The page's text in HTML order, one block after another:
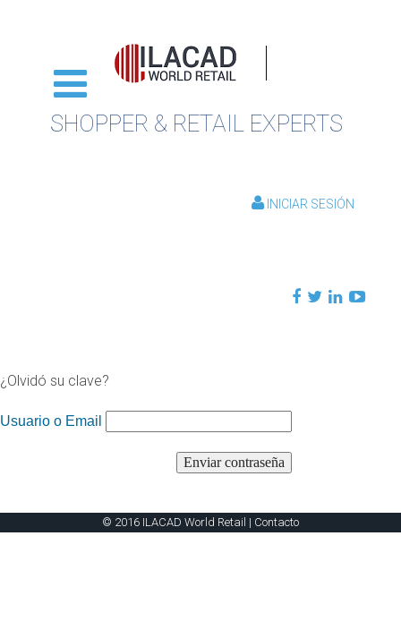
SHOPPER & RETAIL EXPERTS
INICIAR SESIÓN
¿Olvidó su clave?
Usuario o Email
© 2016 ILACAD World Retail | Contacto